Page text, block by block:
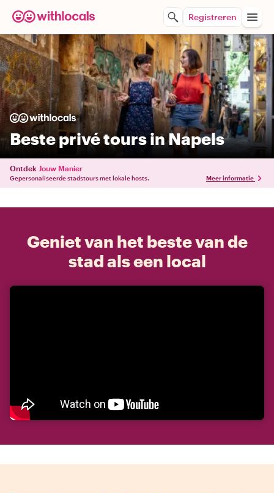
Registreren
Beste privé tours in Napels
Ontdek Jouw Manier
Gepersonaliseerde stadstours met lokale hosts. Meer informatie
Geniet van het beste van de
stad als een local